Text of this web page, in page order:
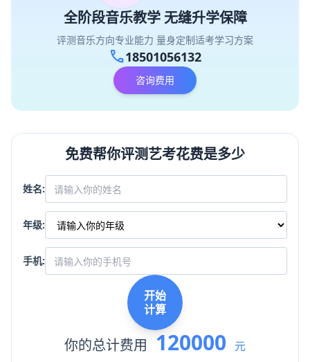
全阶段音乐教学 无缝升学保障
评测音乐方向专业能力 量身定制适考学习方案
call18501056132
咨询费用
免费帮你评测艺考花费是多少
姓名:
年级:
手机:
开始
计算
你的总计费用 120000 元